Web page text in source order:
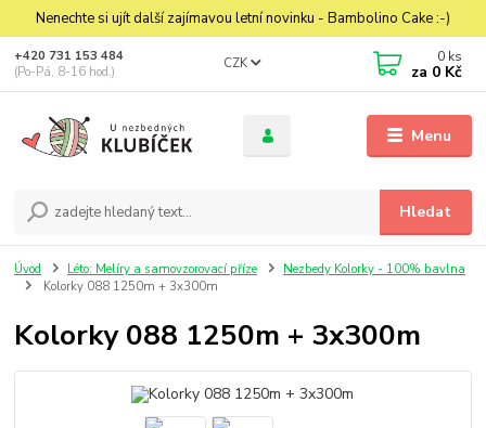
Nenechte si ujít další zajímavou letní novinku - Bambolino Cake :-)
Menu
CZK
Hledat
+420 731 153 484
(Po-Pá, 8-16 hod.)
0 ks
za 0 Kč
Úvod Léto: Melíry a samovzorovací příze
Nezbedy Kolorky - 100% bavlna
Kolorky 088 1250m + 3x300m
Kolorky 088 1250m + 3x300m